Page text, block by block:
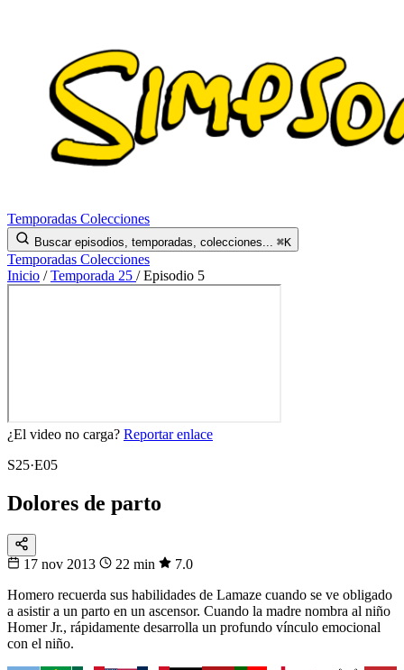
Temporadas Colecciones
Buscar episodios, temporadas, colecciones... ⌘K
Temporadas Colecciones
Inicio / Temporada 25 / Episodio 5
¿El video no carga? Reportar enlace
S25·E05
Dolores de parto
17 nov 2013 22 min
7.0
Homero recuerda sus habilidades de Lamaze cuando se ve obligado
a asistir a un parto en un ascensor. Cuando la madre nombra al niño
Homer Jr., rápidamente desarrolla un profundo vínculo emocional
con el niño.